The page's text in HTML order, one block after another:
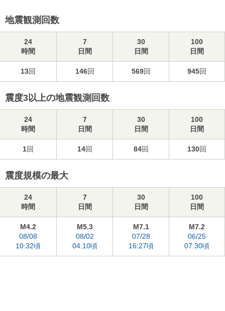
地震観測回数
24
時間
7
日間
30
日間
100
日間
13回 146回 569回 945回
震度3以上の地震観測回数
24
時間
7
日間
30
日間
100
日間
1回 14回 84回 130回
震度規模の最大
24
時間
7
日間
30
日間
100
日間
M4.2
08/08
10:32頃
M5.3
08/02
04:10頃
M7.1
07/28
16:27頃
M7.2
06/25
07:30頃